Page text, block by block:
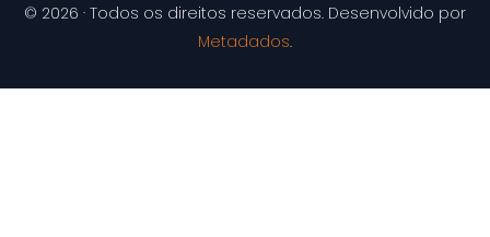
© 2026 · Todos os direitos reservados. Desenvolvido por
Metadados.